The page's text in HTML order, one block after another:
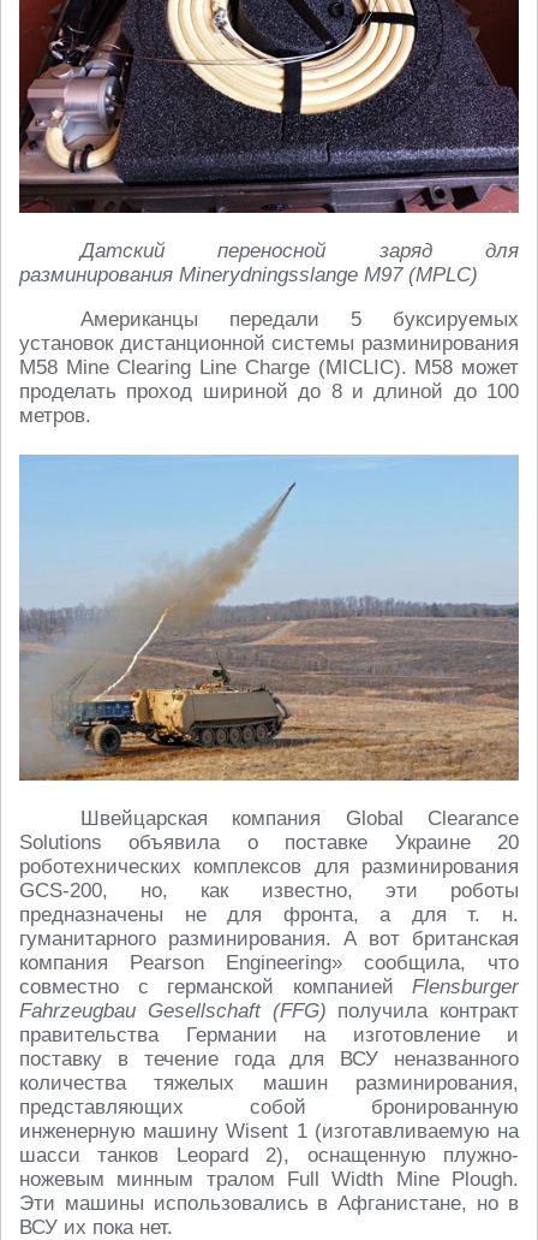
Датский переносной заряд для
разминирования Minerydningsslange M97 (MPLC)
Американцы передали 5 буксируемых
установок дистанционной системы разминирования
M58 Mine Clearing Line Charge (MICLIC). M58 может
проделать проход шириной до 8 и длиной до 100
метров.
Швейцарская компания Global Clearance
Solutions объявила о поставке Украине 20
роботехнических комплексов для разминирования
GCS-200, но, как известно, эти роботы
предназначены не для фронта, а для т. н.
гуманитарного разминирования. А вот британская
компания Pearson Engineering» сообщила, что
совместно с германской компанией Flensburger
Fahrzeugbau Gesellschaft (FFG) получила контракт
правительства Германии на изготовление и
поставку в течение года для ВСУ неназванного
количества тяжелых машин разминирования,
представляющих собой бронированную
инженерную машину Wisent 1 (изготавливаемую на
шасси танков Leopard 2), оснащенную плужно-
ножевым минным тралом Full Width Mine Plough.
Эти машины использовались в Афганистане, но в
ВСУ их пока нет.